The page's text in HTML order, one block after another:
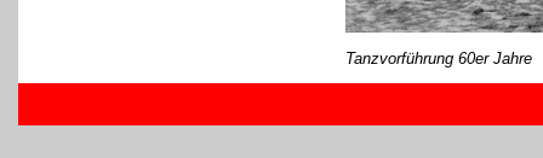
Tanzvorführung 60er Jahre